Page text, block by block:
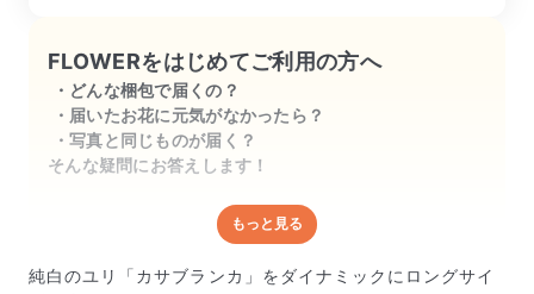
FLOWERをはじめてご利用の方へ
どんな梱包で届くの？
届いたお花に元気がなかったら？
写真と同じものが届く？
そんな疑問にお答えします！
どんな梱包で届くの？
出荷前に水揚げ（花が水を吸いやすくなる処理）を施
もっと見る
純白のユリ「カサブランカ」をダイナミックにロングサイ